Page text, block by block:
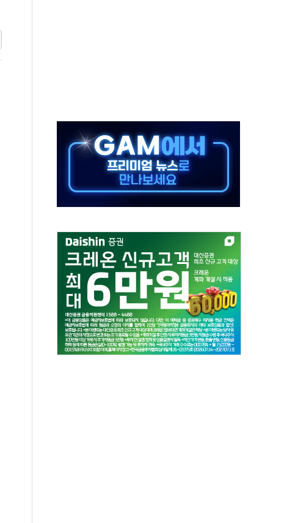
기 거꾸로' 논란…이틀만에 철거
예술·체육요원 최대 33% 감축
방…野 "청년 우롱 기괴" vs 與 "송구한 해프닝"